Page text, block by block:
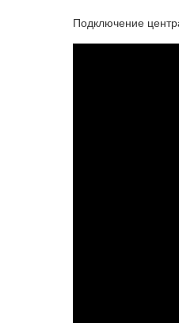
Подключение